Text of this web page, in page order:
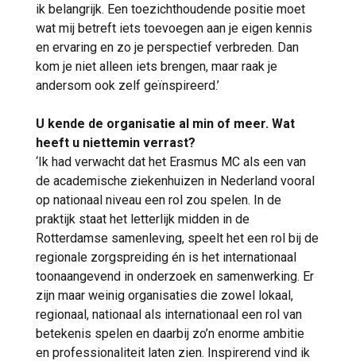
ik belangrijk. Een toezichthoudende positie moet
wat mij betreft iets toevoegen aan je eigen kennis
en ervaring en zo je perspectief verbreden. Dan
kom je niet alleen iets brengen, maar raak je
andersom ook zelf geïnspireerd.’
U kende de organisatie al min of meer. Wat
heeft u niettemin verrast?
‘Ik had verwacht dat het Erasmus MC als een van
de academische ziekenhuizen in Nederland vooral
op nationaal niveau een rol zou spelen. In de
praktijk staat het letterlijk midden in de
Rotterdamse samenleving, speelt het een rol bij de
regionale zorgspreiding én is het internationaal
toonaangevend in onderzoek en samenwerking. Er
zijn maar weinig organisaties die zowel lokaal,
regionaal, nationaal als internationaal een rol van
betekenis spelen en daarbij zo’n enorme ambitie
en professionaliteit laten zien. Inspirerend vind ik